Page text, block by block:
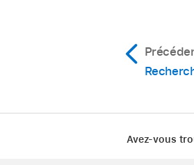
Avez-vous